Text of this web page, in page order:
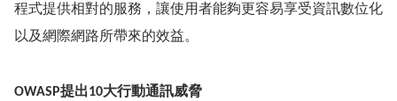
程式提供相對的服務，讓使用者能夠更容易享受資訊數位化
以及網際網路所帶來的效益。
OWASP提出10大行動通訊威脅